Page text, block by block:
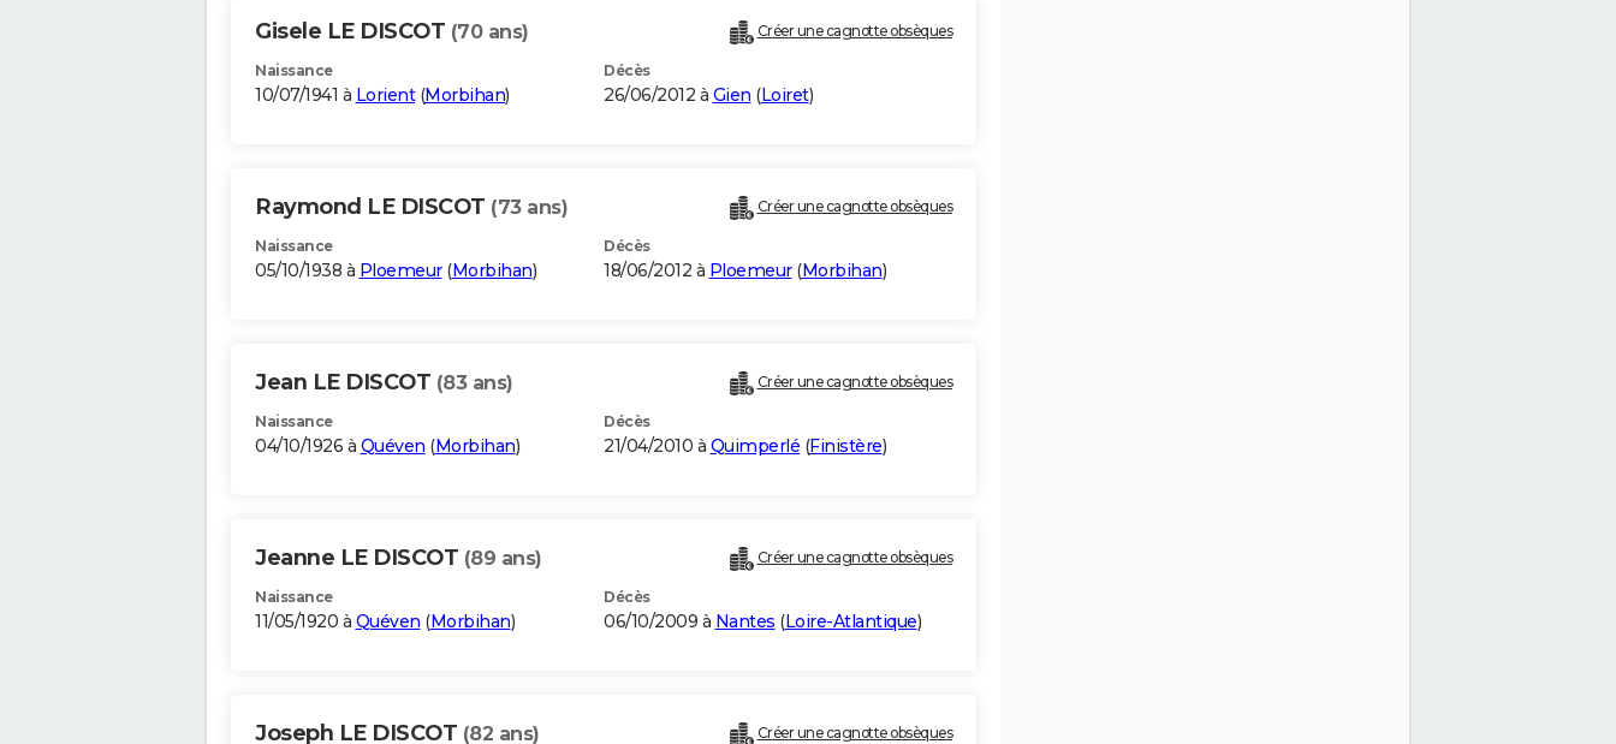
Gisele LE DISCOT (70 ans) Créer une cagnotte obsèques
Naissance
10/07/1941 à Lorient(Morbihan)
Décès
26/06/2012 à Gien (Loiret)
Raymond LE DISCOT (73 ans) Créer une cagnotte obsèques
Naissance
05/10/1938 à Ploemeur(Morbihan)
Décès
18/06/2012 à Ploemeur(Morbihan)
Jean LE DISCOT (83 ans) Créer une cagnotte obsèques
Naissance
04/10/1926 à Quéven (Morbihan)
Décès
21/04/2010 à Quimperlé (Finistère)
Jeanne LE DISCOT (89 ans) Créer une cagnotte obsèques
Naissance
11/05/1920 à Quéven (Morbihan)
Décès
06/10/2009 à Nantes (Loire-Atlantique)
Joseph LE DISCOT (82 ans) Créer une cagnotte obsèques